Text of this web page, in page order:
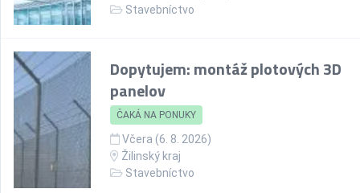
Stavebníctvo
Dopytujem: montáž plotových 3D
panelov
ČAKÁ NA PONUKY
Včera (6. 8. 2026)
Žilinský kraj
Stavebníctvo